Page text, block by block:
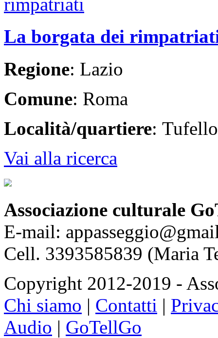
La borgata dei
Regione: Lazio
Comune: Roma
Località/quartiere: Tufello
Vai alla ricerca
Associazione culturale
E-mail:
Cell. 3393585839 (Maria
Copyright 2012-2019 -
Chi siamo | Contatti |
Audio | GoTellGo